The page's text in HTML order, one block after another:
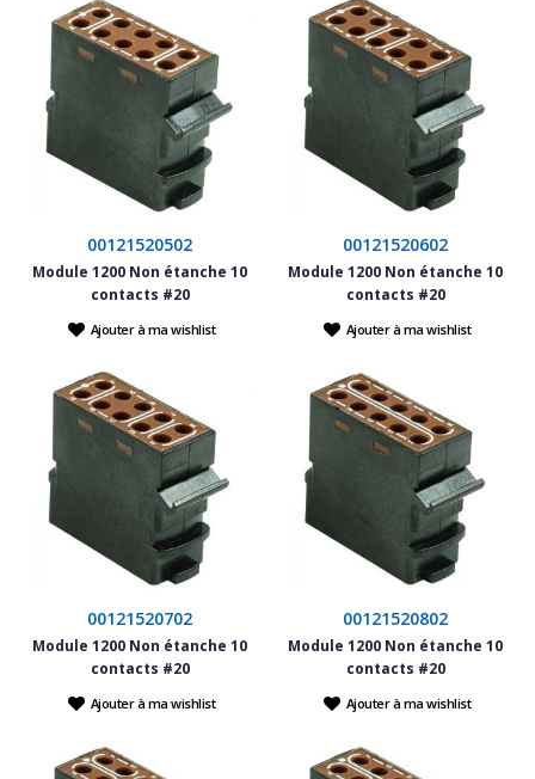
00121520502
Module 1200 Non étanche 10
contacts #20
Ajouter à ma wishlist
00121520602
Module 1200 Non étanche 10
contacts #20
Ajouter à ma wishlist
00121520702
Module 1200 Non étanche 10
contacts #20
Ajouter à ma wishlist
00121520802
Module 1200 Non étanche 10
contacts #20
Ajouter à ma wishlist